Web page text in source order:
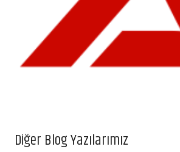
Diğer Blog Yazılarımız